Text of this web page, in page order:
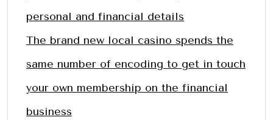
personal and financial details
The brand new local casino spends the
same number of encoding to get in touch
your own membership on the financial
business